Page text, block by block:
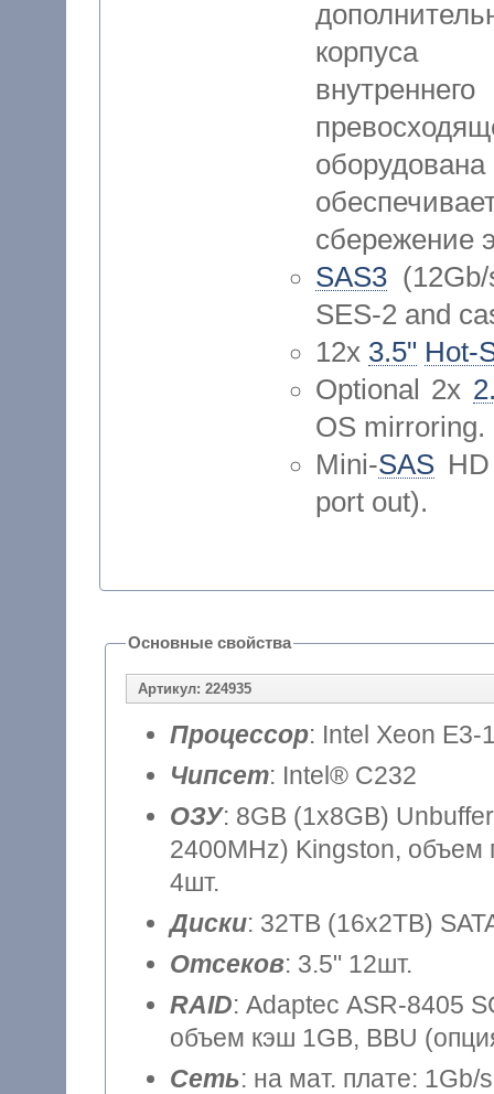
корпуса
сбережение
SAS3(12Gb/
SES-2 and
12x 3.5" Hot-
Optional 2x
OS mirroring.
Mini-SASHD
port out).
Основные свойства
Артикул: 224935
Процессор: Intel Xeon E3-
Чипсет: Intel® C232
ОЗУ: 8GB (1x8GB)
2400MHz) Kingston, объем
4шт.
Диски: 32TB (16x2TB)
Отсеков: 3.5" 12шт.
RAID: Adaptec ASR-8405
объем кэш 1GB, BBU
Сеть: на мат. плате: 1Gb/